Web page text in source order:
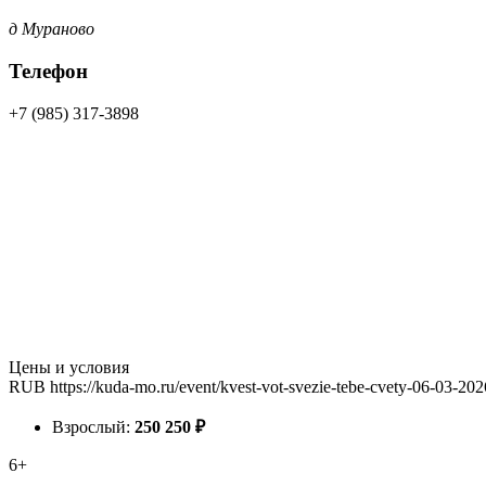
д Мураново
Телефон
+7 (985) 317-3898
Цены и условия
RUB https://kuda-mo.ru/event/kvest-vot-svezie-tebe-cvety-06-03-
Взрослый: 250 250 ₽
6+